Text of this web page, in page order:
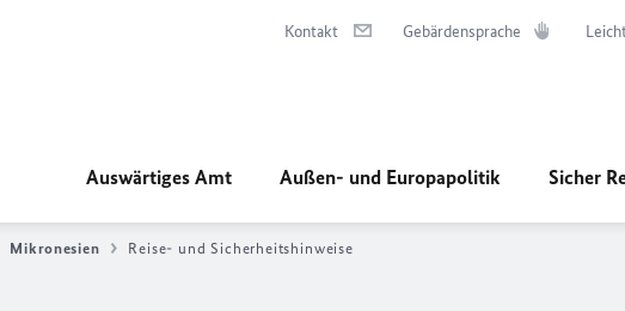
Kontakt Gebärdensprache
Auswärtiges Amt Außen- und Europapolitik Sicher
Mikronesien Reise- und Sicherheitshinweise